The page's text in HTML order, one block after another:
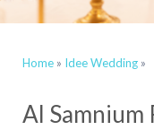
Home » Idee Wedding »
Al Samnium